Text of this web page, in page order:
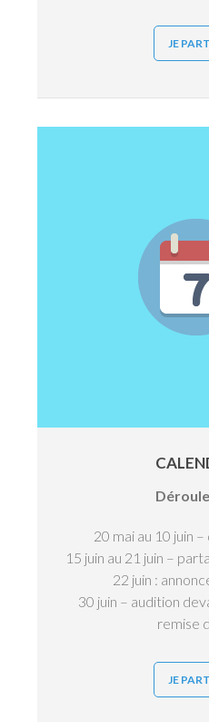
JE
20 mai au 10 juin
15 juin au 21 juin –
22 juin :
30 juin – audition
remise
JE